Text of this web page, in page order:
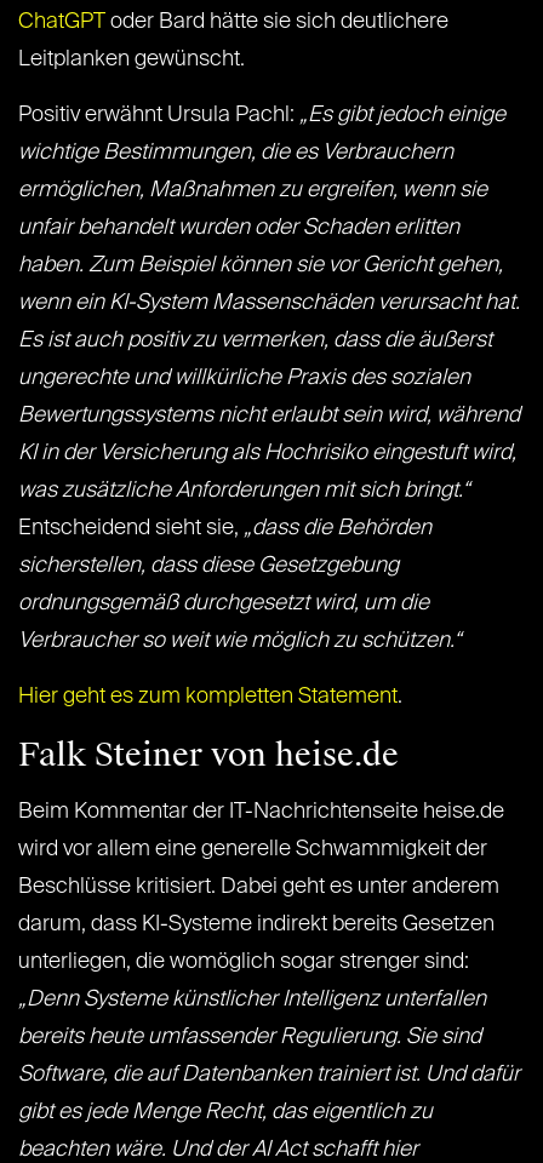
ChatGPT
oder Bard hätte sie sich deutlichere
Leitplanken gewünscht.
Positiv erwähnt Ursula Pachl: „Es gibt jedoch einige
wichtige Bestimmungen, die es Verbrauchern
ermöglichen, Maßnahmen zu ergreifen, wenn sie
unfair behandelt wurden oder Schaden erlitten
haben. Zum Beispiel können sie vor Gericht gehen,
wenn ein KI-System Massenschäden verursacht hat.
Es ist auch positiv zu vermerken, dass die äußerst
ungerechte und willkürliche Praxis des sozialen
Bewertungssystems nicht erlaubt sein wird, während
KI in der Versicherung als Hochrisiko eingestuft wird,
was zusätzliche Anforderungen mit sich bringt.“
Entscheidend sieht sie, „dass die Behörden
sicherstellen, dass diese Gesetzgebung
ordnungsgemäß durchgesetzt wird, um die
Verbraucher so weit wie möglich zu schützen.“
Hier geht es zum kompletten Statement.
Falk Steiner von heise.de
Beim Kommentar der IT-Nachrichtenseite heise.de
wird vor allem eine generelle Schwammigkeit der
Beschlüsse kritisiert. Dabei geht es unter anderem
darum, dass KI-Systeme indirekt bereits Gesetzen
unterliegen, die womöglich sogar strenger sind:
„Denn Systeme künstlicher Intelligenz unterfallen
bereits heute umfassender Regulierung. Sie sind
Software, die auf Datenbanken trainiert ist. Und dafür
gibt es jede Menge Recht, das eigentlich zu
beachten wäre. Und der AI Act schafft hier